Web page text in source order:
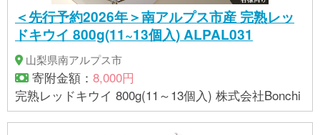
＜先行予約2026年＞南アルプス市産 完熟レッ
ドキウイ 800g(11~13個入) ALPAL031
山梨県南アルプス市
寄附金額： 8,000円
完熟レッドキウイ 800g(11～13個入) 株式会社Bonchi